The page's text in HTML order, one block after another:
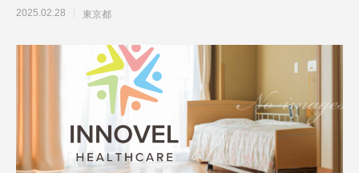
2025.02.28 東京都